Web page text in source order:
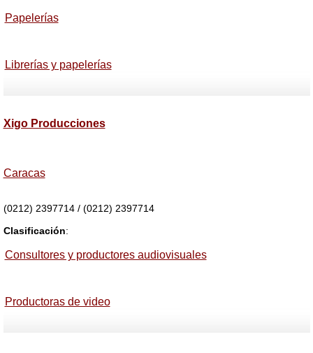
Papelerías
Librerías y papelerías
Xigo Producciones
Caracas
(0212) 2397714 / (0212) 2397714
Clasificación:
Consultores y productores audiovisuales
Productoras de video